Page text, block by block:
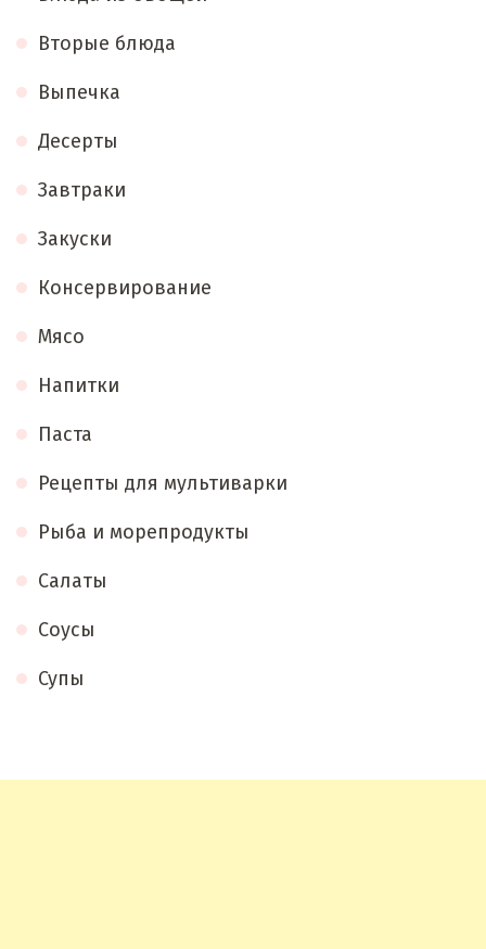
Вторые блюда
Выпечка
Десерты
Завтраки
Закуски
Консервирование
Мясо
Напитки
Паста
Рецепты для мультиварки
Рыба и морепродукты
Салаты
Соусы
Супы